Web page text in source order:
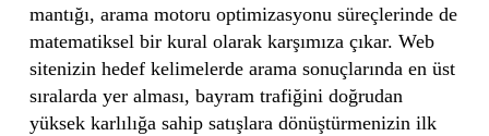
mantığı, arama motoru optimizasyonu süreçlerinde de
matematiksel bir kural olarak karşımıza çıkar. Web
sitenizin hedef kelimelerde arama sonuçlarında en üst
sıralarda yer alması, bayram trafiğini doğrudan
yüksek karlılığa sahip satışlara dönüştürmenizin ilk